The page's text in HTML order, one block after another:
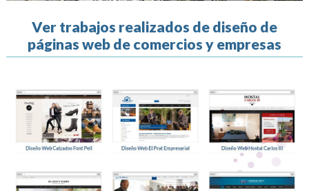
Ver trabajos realizados de diseño de
páginas web de comercios y empresas